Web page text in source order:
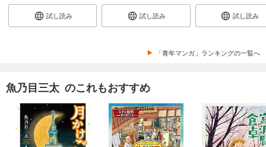
試し読み 試し読み 試し読み
「青年マンガ」ランキングの一覧へ
魚乃目三太 のこれもおすすめ